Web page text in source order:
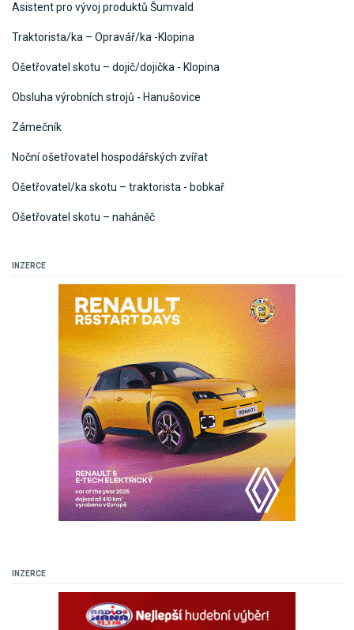
Asistent pro vývoj produktů Šumvald
Traktorista/ka – Opravář/ka -Klopina
Ošetřovatel skotu – dojič/dojička - Klopina
Obsluha výrobních strojů - Hanušovice
Zámečník
Noční ošetřovatel hospodářských zvířat
Ošetřovatel/ka skotu – traktorista - bobkař
Ošetřovatel skotu – naháněč
INZERCE
INZERCE